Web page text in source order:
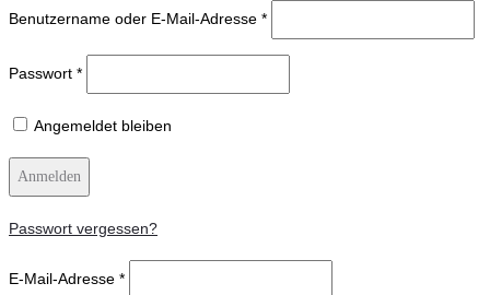
Benutzername oder E-Mail-Adresse *
Passwort *
Angemeldet bleiben
Anmelden
Passwort vergessen?
E-Mail-Adresse *